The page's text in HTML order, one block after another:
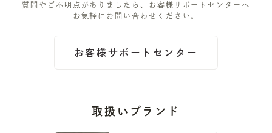
質問やご不明点がありましたら、お客様サポートセンターへ
お気軽にお問い合わせください。
お客様サポートセンター
取扱いブランド